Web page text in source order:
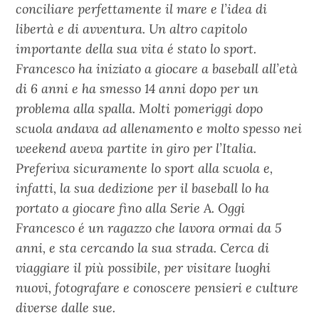
conciliare perfettamente il mare e l’idea di
libertà e di avventura. Un altro capitolo
importante della sua vita é stato lo sport.
Francesco ha iniziato a giocare a baseball all’età
di 6 anni e ha smesso 14 anni dopo per un
problema alla spalla. Molti pomeriggi dopo
scuola andava ad allenamento e molto spesso nei
weekend aveva partite in giro per l’Italia.
Preferiva sicuramente lo sport alla scuola e,
infatti, la sua dedizione per il baseball lo ha
portato a giocare fino alla Serie A. Oggi
Francesco é un ragazzo che lavora ormai da 5
anni, e sta cercando la sua strada. Cerca di
viaggiare il più possibile, per visitare luoghi
nuovi, fotografare e conoscere pensieri e culture
diverse dalle sue.